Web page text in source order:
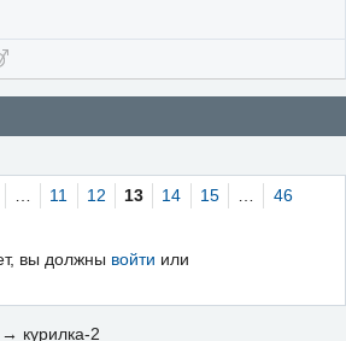
11 12 13 14 15
46
вы должны войти или
→ курилка-2